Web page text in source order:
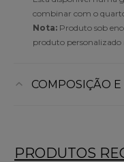
combinar com o
Nota: Produto sob
produto personalizado
COMPOSIÇÃO
PRODUTOS